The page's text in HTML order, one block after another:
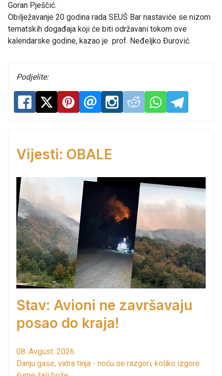
Goran Pješčić.
Obilježavanje 20 godina rada SEUŠ Bar nastaviće se nizom
tematskih događaja koji će biti održavani tokom ove
kalendarske godine, kazao je prof. Neđeljko Đurović.
Podjelite:
Vijesti: OBALE
Stav: Avioni ne završavaju
posao do kraja!
08. Avgust. 2026.
Danju gase, vatra tinja - noću se razgori, koliko izgore